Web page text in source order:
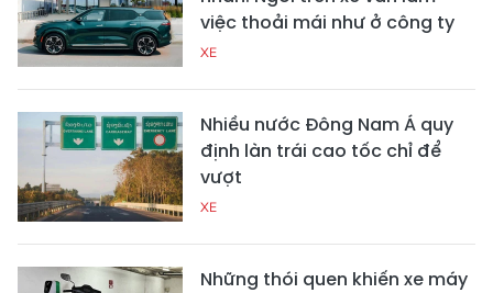
việc thoải mái như ở công ty
XE
Nhiều nước Đông Nam Á quy
định làn trái cao tốc chỉ để
vượt
XE
Những thói quen khiến xe máy